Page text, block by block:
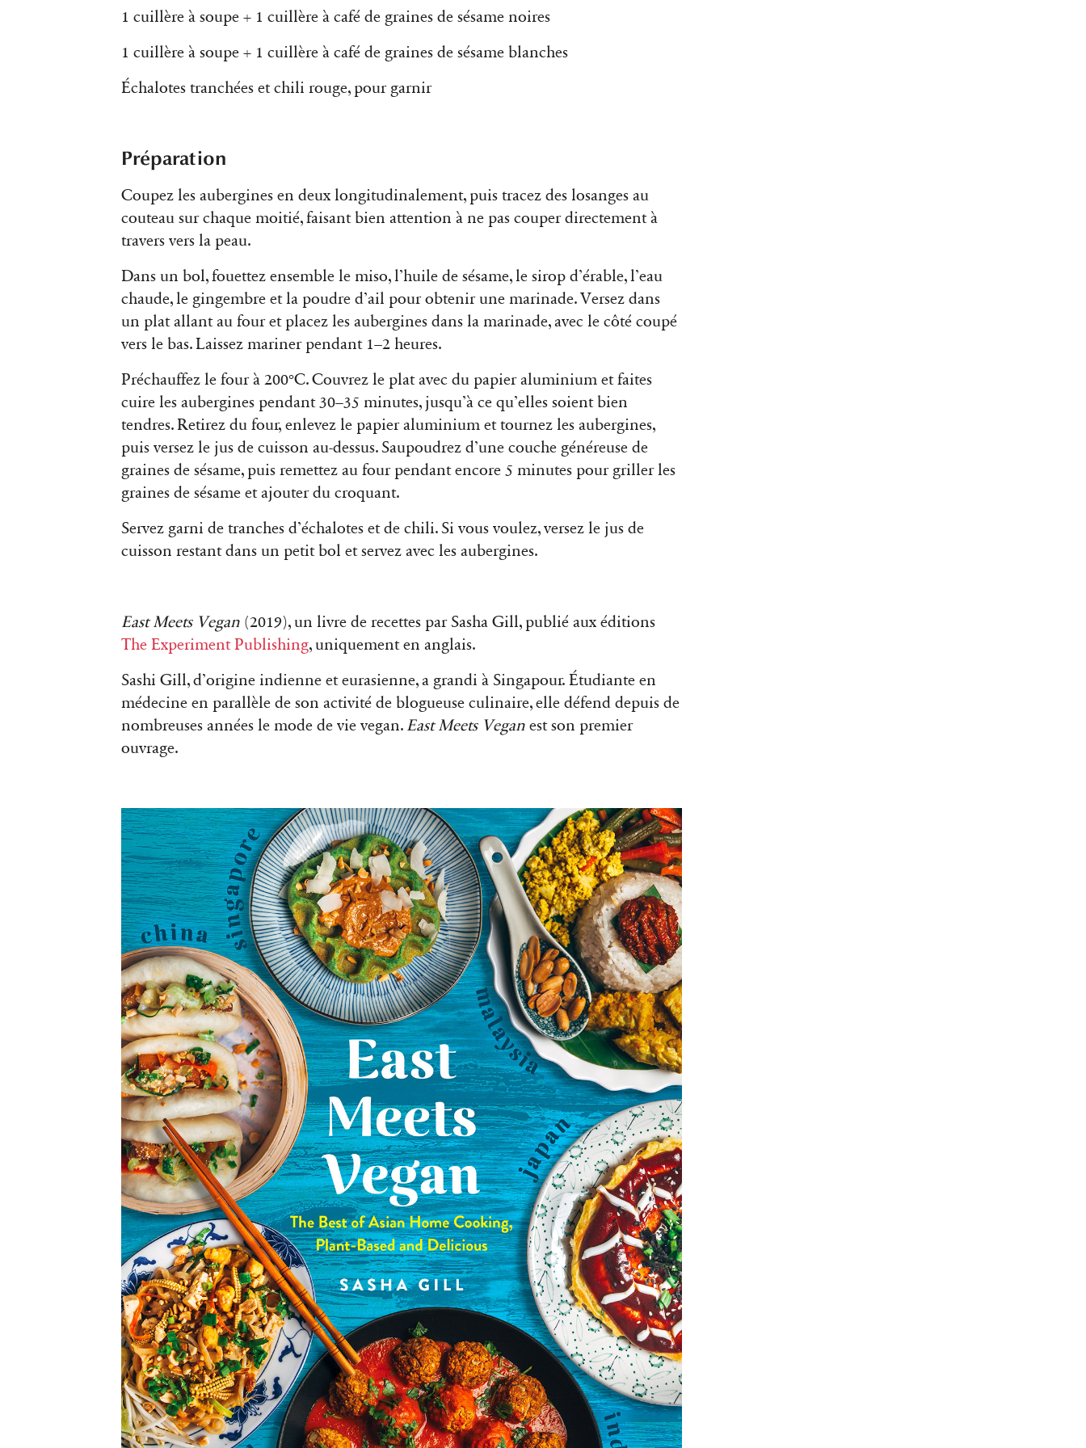
1 cuillère à soupe + 1 cuillère à café de graines de sésame noires
1 cuillère à soupe + 1 cuillère à café de graines de sésame blanches
Échalotes tranchées et chili rouge, pour garnir
Préparation
Coupez les aubergines en deux longitudinalement, puis tracez des losanges au
couteau sur chaque moitié, faisant bien attention à ne pas couper directement à
travers vers la peau.
Dans un bol, fouettez ensemble le miso, l’huile de sésame, le sirop d’érable, l’eau
chaude, le gingembre et la poudre d’ail pour obtenir une marinade. Versez dans
un plat allant au four et placez les aubergines dans la marinade, avec le côté coupé
vers le bas. Laissez mariner pendant 1–2 heures.
Préchauffez le four à 200°C. Couvrez le plat avec du papier aluminium et faites
cuire les aubergines pendant 30–35 minutes, jusqu’à ce qu’elles soient bien
tendres. Retirez du four, enlevez le papier aluminium et tournez les aubergines,
puis versez le jus de cuisson au-dessus. Saupoudrez d’une couche généreuse de
graines de sésame, puis remettez au four pendant encore 5 minutes pour griller les
graines de sésame et ajouter du croquant.
Servez garni de tranches d’échalotes et de chili. Si vous voulez, versez le jus de
cuisson restant dans un petit bol et servez avec les aubergines.
East Meets Vegan (2019), un livre de recettes par Sasha Gill, publié aux éditions
The Experiment Publishing, uniquement en anglais.
Sashi Gill, d’origine indienne et eurasienne, a grandi à Singapour. Étudiante en
médecine en parallèle de son activité de blogueuse culinaire, elle défend depuis de
nombreuses années le mode de vie vegan. East Meets Vegan est son premier
ouvrage.